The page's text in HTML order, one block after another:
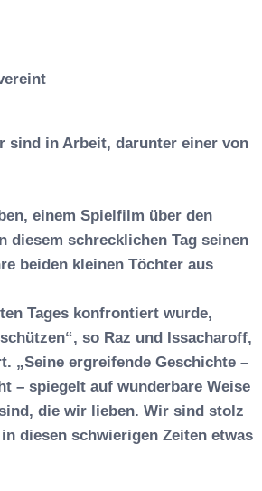
sind in Arbeit, darunter einer von
einem Spielfilm über den
diesem schrecklichen Tag seinen
beiden kleinen Töchter aus
Tages konfrontiert wurde,
so Raz und Issacharoff,
„Seine ergreifende Geschichte –
– spiegelt auf wunderbare Weise
die wir lieben. Wir sind stolz
diesen schwierigen Zeiten etwas